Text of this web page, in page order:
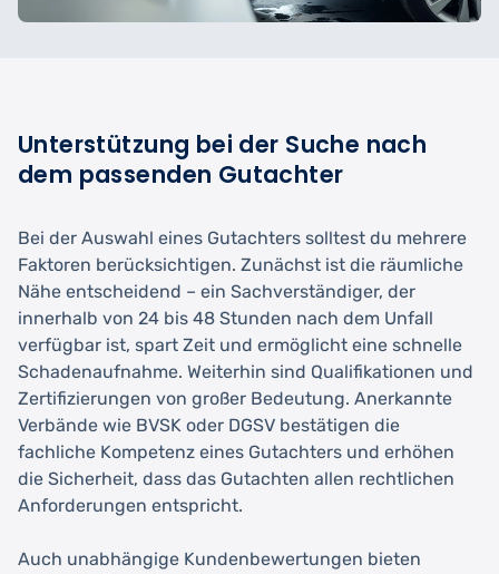
Unterstützung bei der Suche nach
dem passenden Gutachter
Bei der Auswahl eines Gutachters solltest du mehrere
Faktoren berücksichtigen. Zunächst ist die räumliche
Nähe entscheidend – ein Sachverständiger, der
innerhalb von 24 bis 48 Stunden nach dem Unfall
verfügbar ist, spart Zeit und ermöglicht eine schnelle
Schadenaufnahme. Weiterhin sind Qualifikationen und
Zertifizierungen von großer Bedeutung. Anerkannte
Verbände wie BVSK oder DGSV bestätigen die
fachliche Kompetenz eines Gutachters und erhöhen
die Sicherheit, dass das Gutachten allen rechtlichen
Anforderungen entspricht.
Auch unabhängige Kundenbewertungen bieten